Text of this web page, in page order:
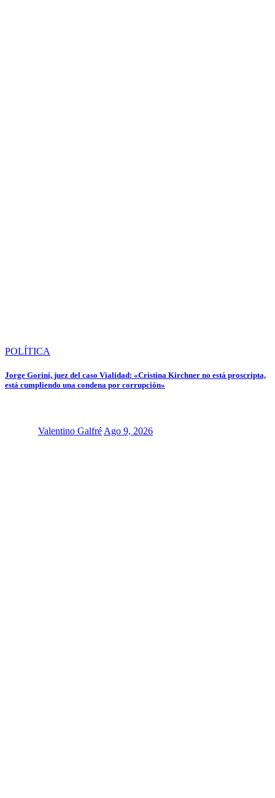
POLÍTICA
Jorge Gorini, juez del caso Vialidad: «Cristina Kirchner no está proscripta,
está cumpliendo una condena por corrupción»
Valentino Galfré Ago 9, 2026